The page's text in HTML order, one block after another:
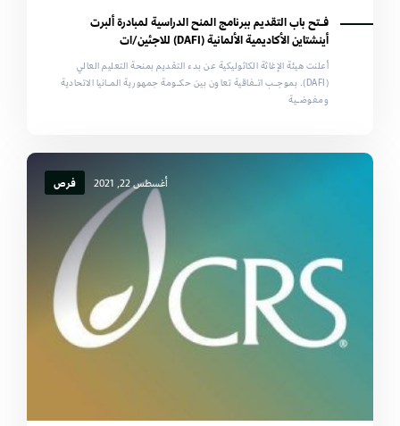
فـتح باب التقديم ببرنامج المنح الدراسية لمبادرة ألبرت
أينشتاين الأكاديمية الألمانية (DAFI) للاجئين/ات
أعلنت هيئة الإغاثة الكاثوليكية عن بدء التقديم بمنحة التعليم العالي
(DAFI). بموجـب اتـفاقية تعاون بين حكـومة جمهورية المـانيا الاتحادية
ومفوضـية
أغسطس 22, 2021 فرص